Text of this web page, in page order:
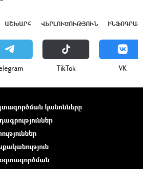
ԱՇԽԱՐՀ ՎԵՐԼՈՒԾՈՒԹՅՈՒՆ
ТikТоk VK
կանոնները
օգտագործման